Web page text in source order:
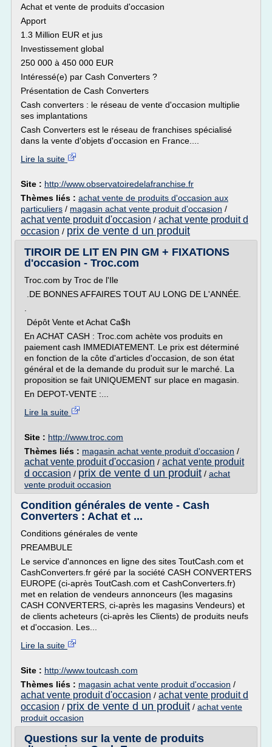
Achat et vente de produits d'occasion
Apport
1.3 Million EUR et jus
Investissement global
250 000 à 450 000 EUR
Intéressé(e) par Cash Converters ?
Présentation de Cash Converters
Cash converters : le réseau de vente d'occasion multiplie
ses implantations
Cash Converters est le réseau de franchises spécialisé
dans la vente d'objets d'occasion en France....
Lire la suite
Site : http://www.observatoiredelafranchise.fr
Thèmes liés : achat vente de produits d'occasion aux
particuliers / magasin achat vente produit d'occasion /
achat vente produit d'occasion / achat vente produit d
occasion / prix de vente d un produit
TIROIR DE LIT EN PIN GM + FIXATIONS
d'occasion - Troc.com
Troc.com by Troc de l'Ile
.DE BONNES AFFAIRES TOUT AU LONG DE L'ANNÉE.
Dépôt Vente et Achat Ca$h
En ACHAT CASH : Troc.com achète vos produits en
paiement cash IMMEDIATEMENT. Le prix est déterminé
en fonction de la côte d'articles d'occasion, de son état
général et de la demande du produit sur le marché. La
proposition se fait UNIQUEMENT sur place en magasin.
En DEPOT-VENTE :...
Lire la suite
Site : http://www.troc.com
Thèmes liés : magasin achat vente produit d'occasion /
achat vente produit d'occasion / achat vente produit
d occasion / prix de vente d un produit / achat
vente produit occasion
Condition générales de vente - Cash
Converters : Achat et ...
Conditions générales de vente
PREAMBULE
Le service d'annonces en ligne des sites ToutCash.com et
CashConverters.fr géré par la société CASH CONVERTERS
EUROPE (ci-après ToutCash.com et CashConverters.fr)
met en relation de vendeurs annonceurs (les magasins
CASH CONVERTERS, ci-après les magasins Vendeurs) et
de clients acheteurs (ci-après les Clients) de produits neufs
et d'occasion. Les...
Lire la suite
Site : http://www.toutcash.com
Thèmes liés : magasin achat vente produit d'occasion /
achat vente produit d'occasion / achat vente produit d
occasion / prix de vente d un produit / achat vente
produit occasion
Questions sur la vente de produits